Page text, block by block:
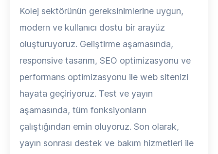
Kolej sektörünün gereksinimlerine uygun,
modern ve kullanıcı dostu bir arayüz
oluşturuyoruz. Geliştirme aşamasında,
responsive tasarım, SEO optimizasyonu ve
performans optimizasyonu ile web sitenizi
hayata geçiriyoruz. Test ve yayın
aşamasında, tüm fonksiyonların
çalıştığından emin oluyoruz. Son olarak,
yayın sonrası destek ve bakım hizmetleri ile